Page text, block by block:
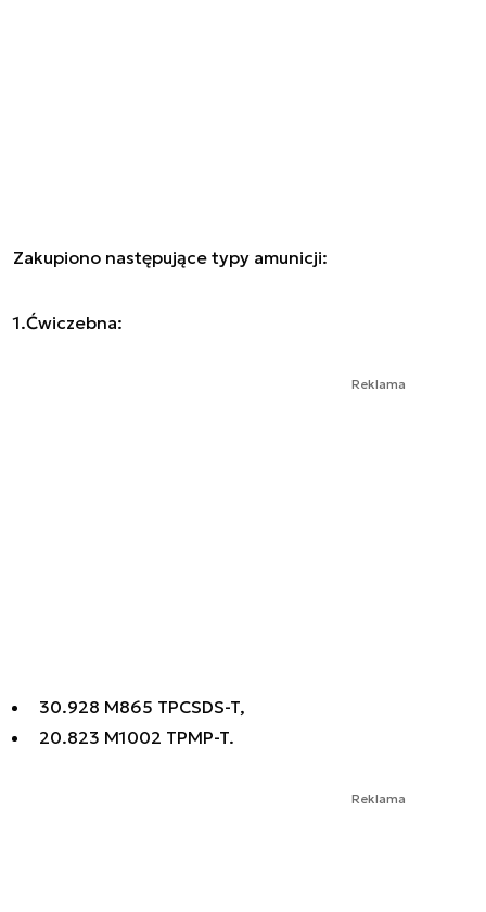
Zakupiono następujące typy amunicji:
1.Ćwiczebna:
Reklama
30.928 M865 TPCSDS-T,
20.823 M1002 TPMP-T.
Reklama